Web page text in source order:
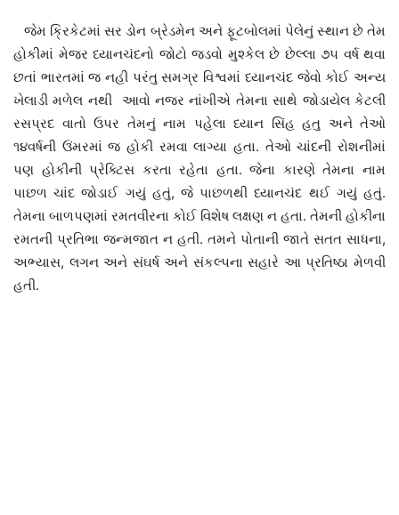
જેમ ક્રિકેટમાં સર ડોન બ્રેડમેન અને ફૂટબોલમાં પેલેનું સ્થાન છે તેમ
હોકીમાં મેજર ધ્યાનચંદનો જોટો જડવો મુશ્કેલ છે છેલ્લા ૭૫ વર્ષ થવા
છતાં ભારતમાં જ નહી પરંતુ સમગ્ર વિશ્વમાં ધ્યાનચંદ જેવો કોઈ અન્ય
ખેલાડી મળેલ નથી આવો નજર નાંખીએ તેમના સાથે જોડાયેલ કેટલી
રસપ્રદ વાતો ઉપર તેમનું નામ પહેલા ધ્યાન સિંહ હતુ અને તેઓ
૧૪વર્ષની ઉંમરમાં જ હોકી રમવા લાગ્યા હતા. તેઓ ચાંદની રોશનીમાં
પણ હોકીની પ્રેક્ટિસ કરતા રહેતા હતા. જેના કારણે તેમના નામ
પાછળ ચાંદ જોડાઈ ગયું હતું, જે પાછળથી ધ્યાનચંદ થઈ ગયું હતું.
તેમના બાળપણમાં રમતવીરના કોઈ વિશેષ લક્ષણ ન હતા. તેમની હોકીના
રમતની પ્રતિભા જન્મજાત ન હતી. તમને પોતાની જાતે સતત સાધના,
અભ્યાસ, લગન અને સંઘર્ષ અને સંકલ્પના સહારે આ પ્રતિષ્ઠા મેળવી
હતી.